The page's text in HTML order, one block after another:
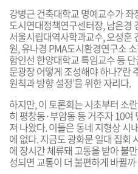
강병근 건축대학교 명예교수가
도시연대정책연구센터장, 남은경
서울시립대역사학과교수, 오성훈
원, 유나경 PMA도시환경연구소
함인선 한양대학교 특임교수 등
문광장 어떻게 조성해야 하나?'란
원칙과 방향 설정’을 위한 자리다.
하지만, 이 토론회는 시초부터 소
히 평창동·부암동 등 거주자 10여
져 나왔다. 이들은 동네 지형상 시
에 없다. 지금도 광화문 일대 집회
에 장시간 체류돼 고통을 받아 불
성되면 교통이 더 불편하게 바뀔